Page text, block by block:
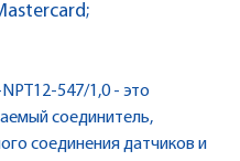
547/1,0 - это
соединитель,
соединения датчиков и